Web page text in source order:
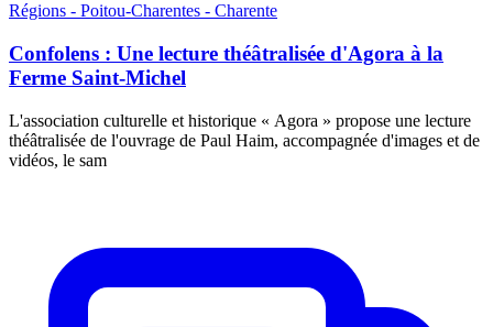
Régions - Poitou-Charentes - Charente
Confolens : Une lecture théâtralisée d'Agora à la
Ferme Saint-Michel
L'association culturelle et historique « Agora » propose une lecture
théâtralisée de l'ouvrage de Paul Haim, accompagnée d'images et de
vidéos, le sam